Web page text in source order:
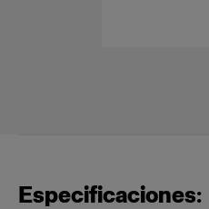
Especificaciones: